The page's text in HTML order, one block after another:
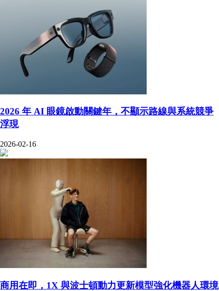
2026 年 AI 眼鏡啟動關鍵年，不顯示路線與系統競爭
浮現
2026-02-16
商用在即，1X 與波士頓動力更新模型強化機器人環境